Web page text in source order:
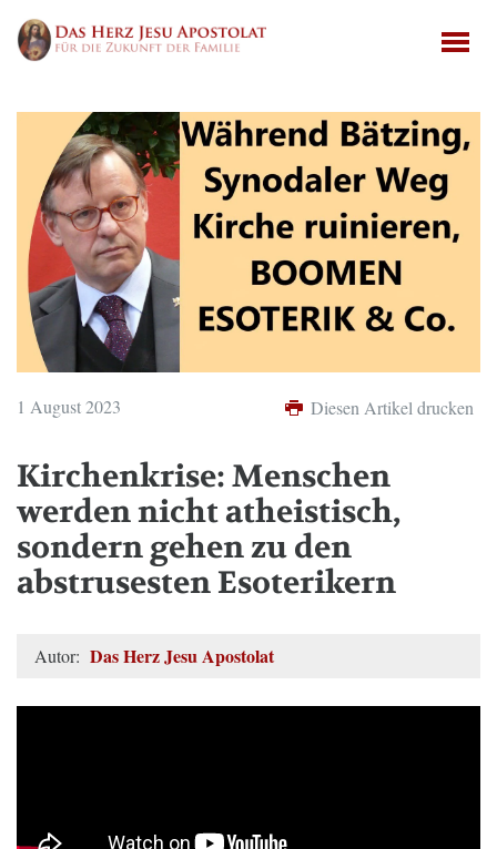
1 August 2023 Diesen Artikel drucken
Kirchenkrise: Menschen
werden nicht atheistisch,
sondern gehen zu den
abstrusesten Esoterikern
Autor: Das Herz Jesu Apostolat